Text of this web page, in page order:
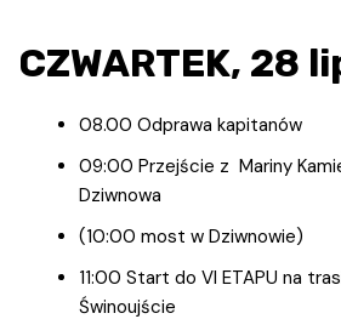
CZWARTEK, 28
08.00 Odprawa kapitanów
09:00 Przejście z Mariny
Dziwnowa
(10:00 most w Dziwnowie)
11:00 Start do VI ETAPU na
Świnoujście